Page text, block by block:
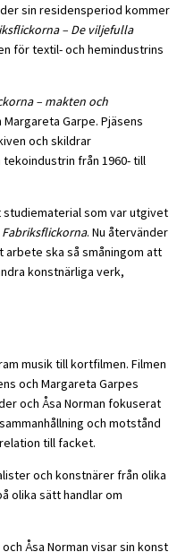
sin residensperiod kommer
– De viljefulla
för textil- och hemindustrins
– makten och
Margareta Garpe. Pjäsens
och skildrar
från 1960- till
studiematerial som var utgivet
Fabriksflickorna. Nu återvänder
ska så småningom att
konstnärliga verk,
musik till kortfilmen. Filmen
och Margareta Garpes
och Åsa Norman fokuserat
och motstånd
till facket.
och konstnärer från olika
olika sätt handlar om
Åsa Norman visar sin konst